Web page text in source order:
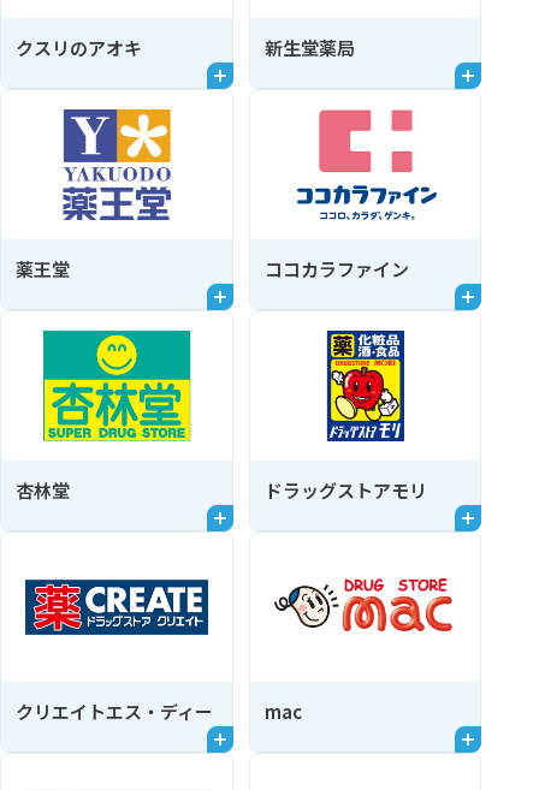
クスリのアオキ 新生堂薬局
薬王堂 ココカラファイン
杏林堂 ドラッグストアモリ
クリエイトエス・ディー mac